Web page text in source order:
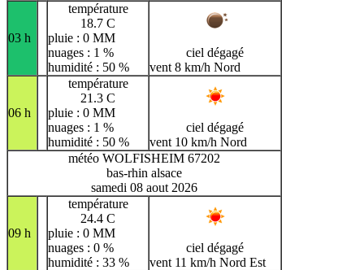
03 h
température
18.7 C
pluie : 0 MM
nuages : 1 %
humidité : 50 %
ciel dégagé
vent 8 km/h Nord
06 h
température
21.3 C
pluie : 0 MM
nuages : 1 %
humidité : 50 %
ciel dégagé
vent 10 km/h Nord
météo WOLFISHEIM 67202
bas-rhin alsace
samedi 08 aout 2026
09 h
température
24.4 C
pluie : 0 MM
nuages : 0 %
humidité : 33 %
ciel dégagé
vent 11 km/h Nord Est